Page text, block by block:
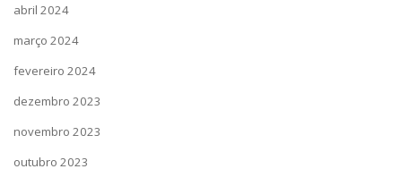
abril 2024
março 2024
fevereiro 2024
dezembro 2023
novembro 2023
outubro 2023